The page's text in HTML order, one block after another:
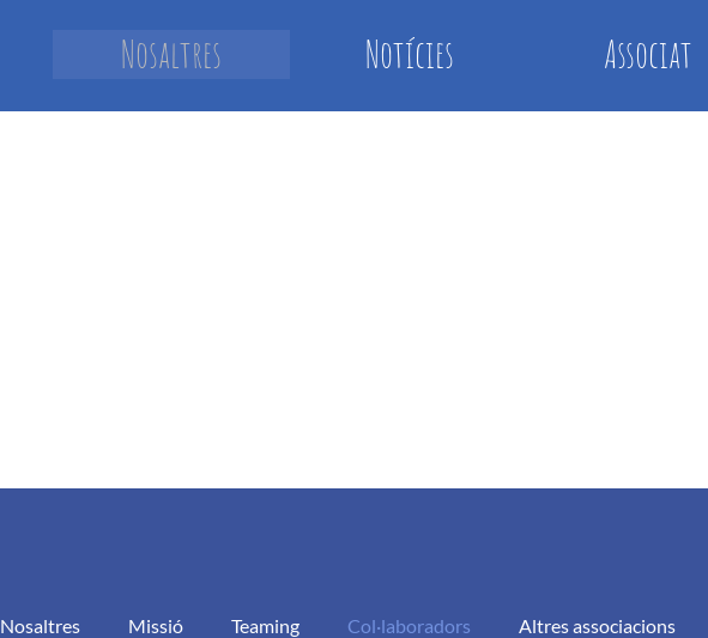
Nosaltres Notícies Associat
Nosaltres Missió Teaming Col·laboradors Altres associacions